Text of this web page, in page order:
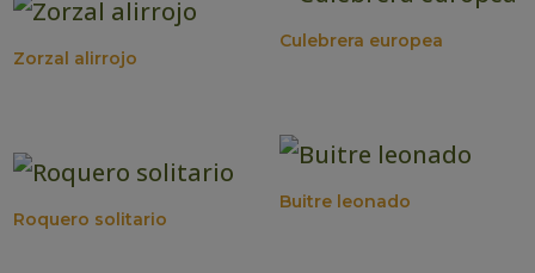
Zorzal alirrojo
Roquero solitario
Culebrera europea
Buitre leonado